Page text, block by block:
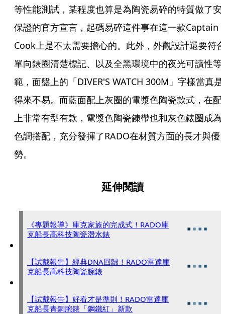
等性能測試，某程度也算是為陶瓷易碎的特質做了安
保證的官方宣言，起碼易碎這件事在這一款Captain
Cook上是不太需要擔心的。此外，外觀設計還要符合
單向錶圈清楚標記、以及全黑環境中的夜光可讀性等
範，面盤上的「DIVER'S WATCH 300M」字樣當真是
得來不易。而藍面配上灰圈的電漿色陶瓷款式，在配
上非常有型有款，電漿色陶瓷鍊帶也和灰色錶圈成為
色調搭配，充分發揮了RADO在材質方面的長才與優
勢。
延伸閱讀
《專題報導》庫克家族的完成式！RADO庫
克船長高科技陶瓷潛水錶
【試戴報告】經典DNA回歸！RADO雷達庫
克船長高科技陶瓷腕錶
【試戴報告】好看才是準則！RADO雷達庫
克船長青銅腕錶「鋼鐵紅」新款